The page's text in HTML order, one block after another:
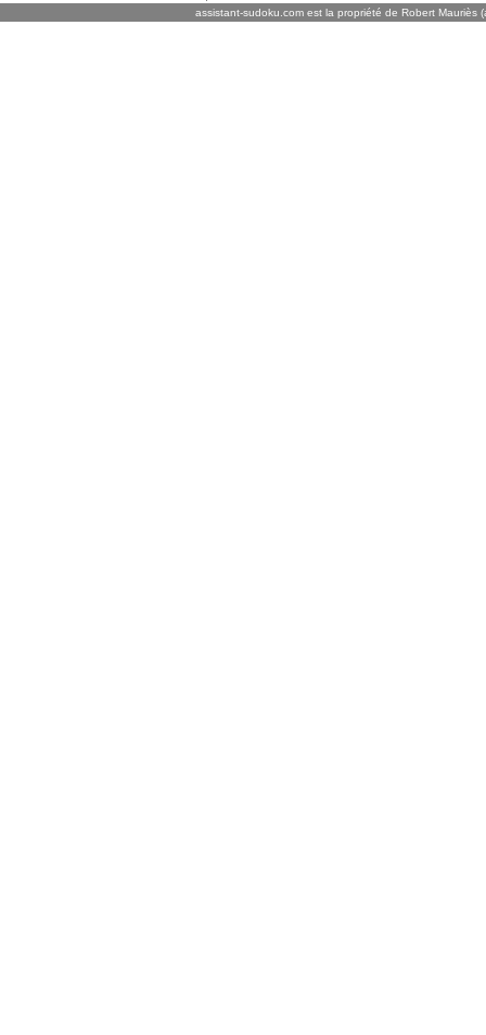
assistant-sudoku.com est la propriété de Robert Mauriès